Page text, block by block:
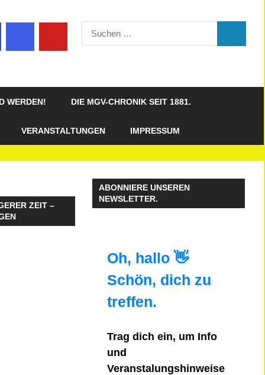
Suchen
nach:
WERDEN! DIE MGV-CHRONIK SEIT 1881.
VERANSTALTUNGEN IMPRESSUM
ZEIT –
ABONNIERE UNSEREN
NEWSLETTER.
Oh, hallo 👋
Schön, dich zu
treffen.
Trag dich ein, um Info
und
Veranstalungshinweise